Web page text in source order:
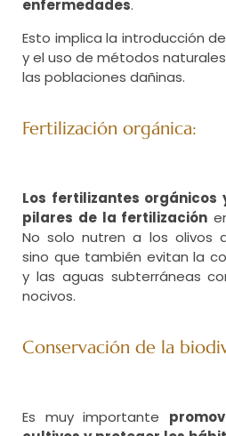
enfermedades.
Esto implica la introducción
y el uso de métodos
las poblaciones dañinas.
Fertilización orgánica:
Los fertilizantes orgánicos
pilares de la fertilización
No solo nutren a los olivos
sino que también evitan la
y las aguas subterráneas
nocivos.
Conservación de la
Es muy importante